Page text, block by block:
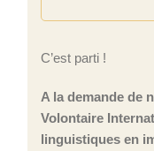
C’est parti !
A la demande de
Volontaire
linguistiques en